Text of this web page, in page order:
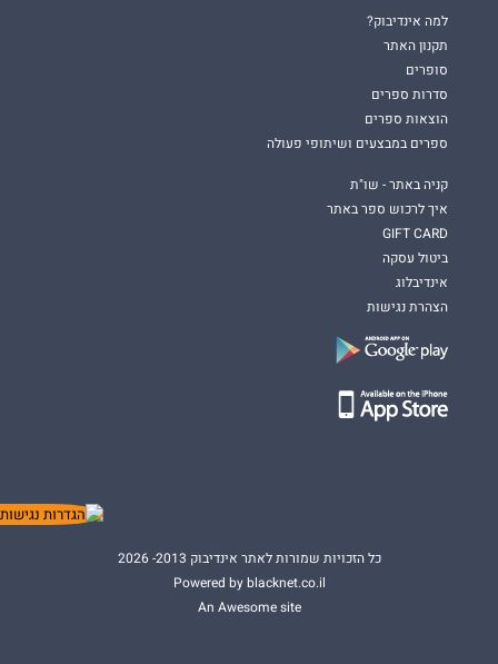
למה אינדיבוק?
תקנון האתר
סופרים
סדרות ספרים
הוצאות ספרים
ספרים במבצעים ושיתופי פעולה
קניה באתר - שו"ת
איך לרכוש ספר באתר
GIFT CARD
ביטול עסקה
אינדיבלוג
הצהרת נגישות
כל הזכויות שמורות לאתר אינדיבוק 2013- 2026
Powered by blacknet.co.il
An Awesome site